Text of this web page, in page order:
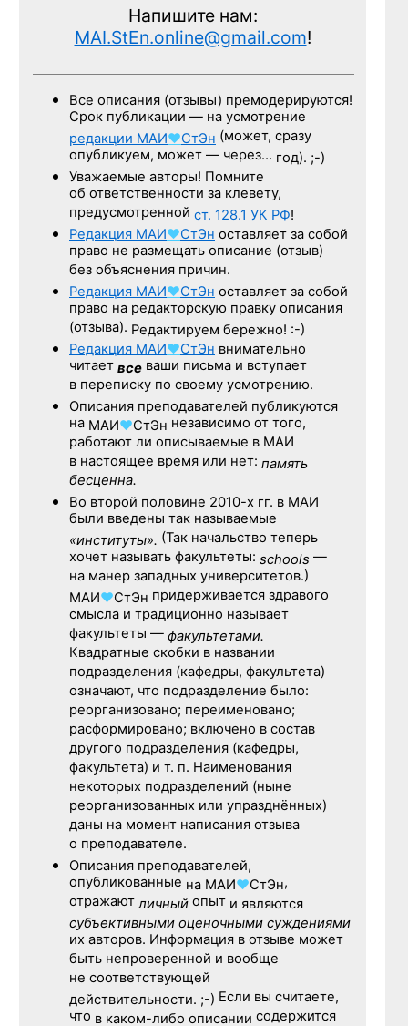
Напишите нам:
MAI.StEn.online@gmail.com!
Все описания (отзывы) премодерируются!
Срок публикации — на усмотрение
редакции МАИ♥СтЭн (может, сразу
опубликуем, может — через… год). ;-)
Уважаемые авторы! Помните
об ответственности за клевету,
предусмотренной ст. 128.1 УК РФ!
Редакция МАИ♥СтЭн оставляет за собой
право не размещать описание (отзыв)
без объяснения причин.
Редакция МАИ♥СтЭн оставляет за собой
право на редакторскую правку описания
(отзыва). Редактируем бережно! :-)
Редакция МАИ♥СтЭн внимательно
читает все ваши письма и вступает
в переписку по своему усмотрению.
Описания преподавателей публикуются
на МАИ♥СтЭн независимо от того,
работают ли описываемые в МАИ
в настоящее время или нет: память
бесценна.
Во второй половине 2010-х гг. в МАИ
были введены так называемые
«институты». (Так начальство теперь
хочет называть факультеты: schools —
на манер западных университетов.)
МАИ♥СтЭн придерживается здравого
смысла и традиционно называет
факультеты — факультетами.
Квадратные скобки в названии
подразделения (кафедры, факультета)
означают, что подразделение было:
реорганизовано; переименовано;
расформировано; включено в состав
другого подразделения (кафедры,
факультета) и т. п. Наименования
некоторых подразделений (ныне
реорганизованных или упразднённых)
даны на момент написания отзыва
о преподавателе.
Описания преподавателей,
опубликованные на МАИ♥СтЭн,
отражаютличный опыт и являются
субъективными оценочными суждениями
их авторов. Информация в отзыве может
быть непроверенной и вообще
не соответствующей
действительности. ;-) Если вы считаете,
что в каком-либо описании содержится